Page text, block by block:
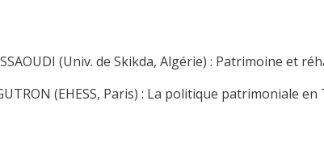
(Univ. de Skikda, Algérie) : Patrimoine et
(EHESS, Paris) : La politique patrimoniale